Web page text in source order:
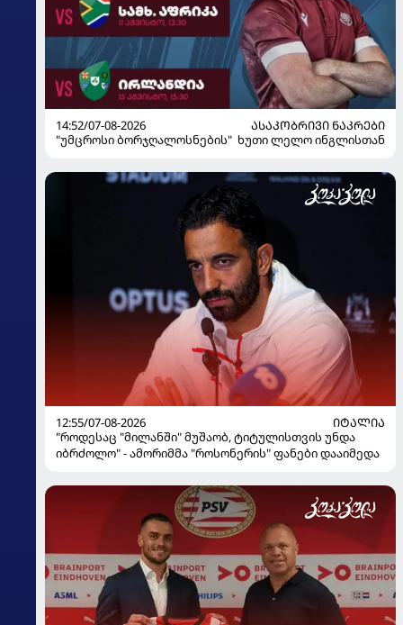
14:52/07-08-2026
ᲐᲡᲐᲙᲝᲑᲠᲘᲕᲘ ᲜᲐᲙᲠᲔᲑᲘ
"უმცროსი ბორჯღალოსნების" ხუთი ლელო ინგლისთან
12:55/07-08-2026
ᲘᲢᲐᲚᲘᲐ
"როდესაც "მილანში" მუშაობ, ტიტულისთვის უნდა
იბრძოლო" - ამორიმმა "როსონერის" ფანები დააიმედა